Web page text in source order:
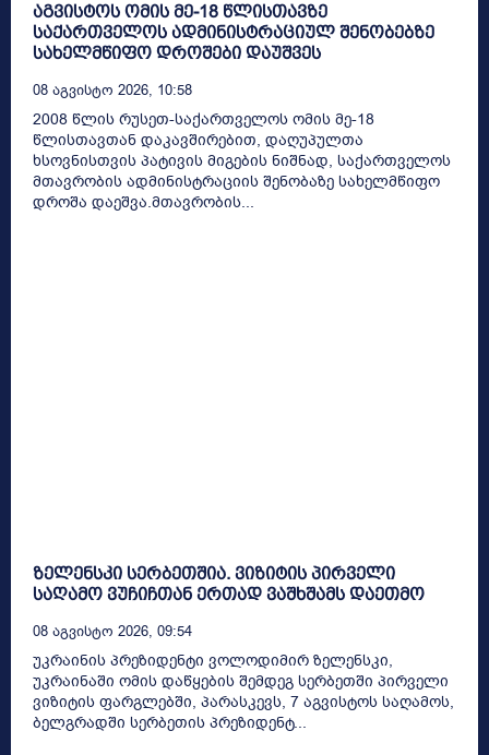
აგვისტოს ომის მე-18 წლისთავზე
საქართველოს ადმინისტრაციულ შენობებზე
სახელმწიფო დროშები დაუშვეს
08 Აგვისტო 2026, 10:58
2008 წლის რუსეთ-საქართველოს ომის მე-18
წლისთავთან დაკავშირებით, დაღუპულთა
ხსოვნისთვის პატივის მიგების ნიშნად, საქართველოს
მთავრობის ადმინისტრაციის შენობაზე სახელმწიფო
დროშა დაეშვა.მთავრობის...
ზელენსკი სერბეთშია. ვიზიტის პირველი
საღამო ვუჩიჩთან ერთად ვაშხშამს დაეთმო
08 Აგვისტო 2026, 09:54
უკრაინის პრეზიდენტი ვოლოდიმირ ზელენსკი,
უკრაინაში ომის დაწყების შემდეგ სერბეთში პირველი
ვიზიტის ფარგლებში, პარასკევს, 7 აგვისტოს საღამოს,
ბელგრადში სერბეთის პრეზიდენტ...